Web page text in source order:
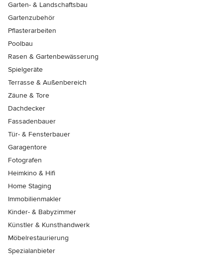
Garten- & Landschaftsbau
Gartenzubehör
Pflasterarbeiten
Poolbau
Rasen & Gartenbewässerung
Spielgeräte
Terrasse & Außenbereich
Zäune & Tore
Dachdecker
Fassadenbauer
Tür- & Fensterbauer
Garagentore
Fotografen
Heimkino & Hifi
Home Staging
Immobilienmakler
Kinder- & Babyzimmer
Künstler & Kunsthandwerk
Möbelrestaurierung
Spezialanbieter